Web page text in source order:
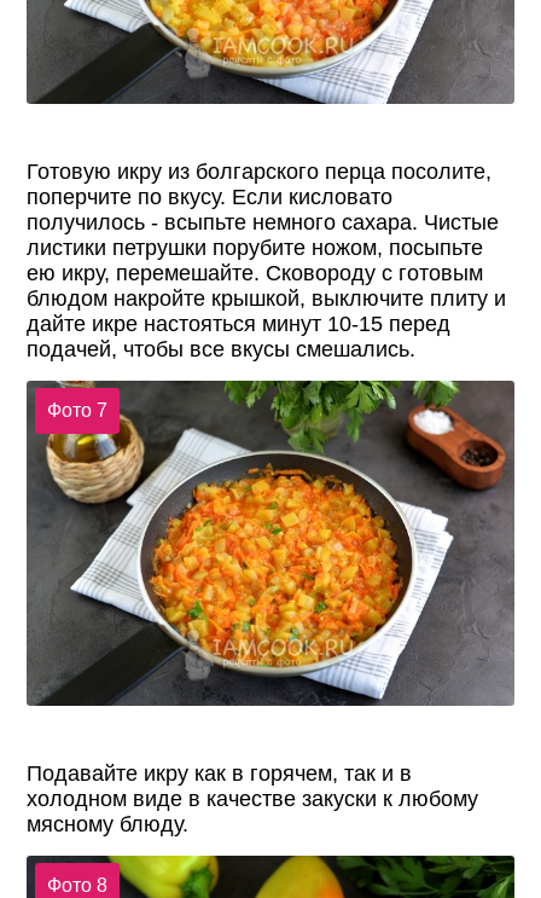
Готовую икру из болгарского перца посолите,
поперчите по вкусу. Если кисловато
получилось - всыпьте немного сахара. Чистые
листики петрушки порубите ножом, посыпьте
ею икру, перемешайте. Сковороду с готовым
блюдом накройте крышкой, выключите плиту и
дайте икре настояться минут 10-15 перед
подачей, чтобы все вкусы смешались.
Фото 7
Подавайте икру как в горячем, так и в
холодном виде в качестве закуски к любому
мясному блюду.
Фото 8